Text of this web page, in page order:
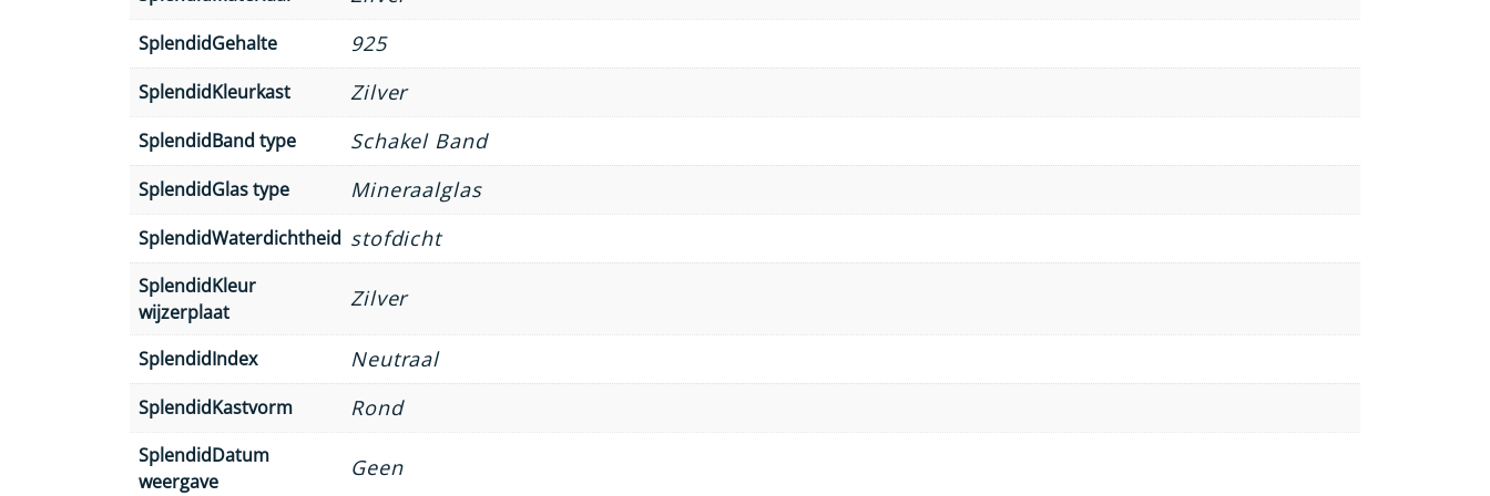
SplendidGehalte 925
SplendidKleurkast Zilver
SplendidBand type Schakel Band
SplendidGlas type Mineraalglas
SplendidWaterdichtheid stofdicht
SplendidKleur
wijzerplaat
Zilver
SplendidIndex Neutraal
SplendidKastvorm Rond
SplendidDatum
weergave
Geen